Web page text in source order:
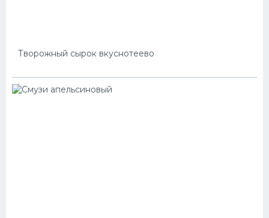
Творожный сырок вкуснотеево